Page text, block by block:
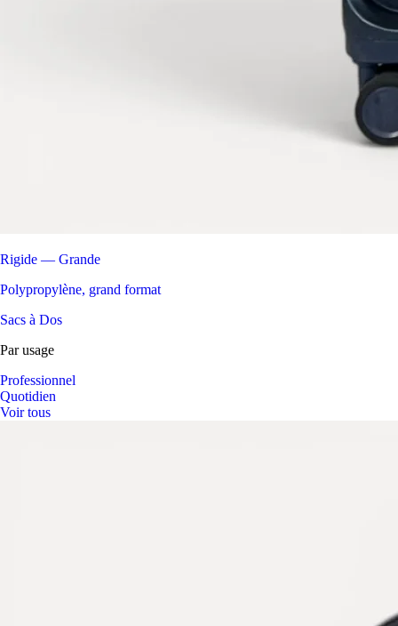
Rigide — Grande
Polypropylène, grand format
Sacs à Dos
Par usage
Professionnel
Quotidien
Voir tous